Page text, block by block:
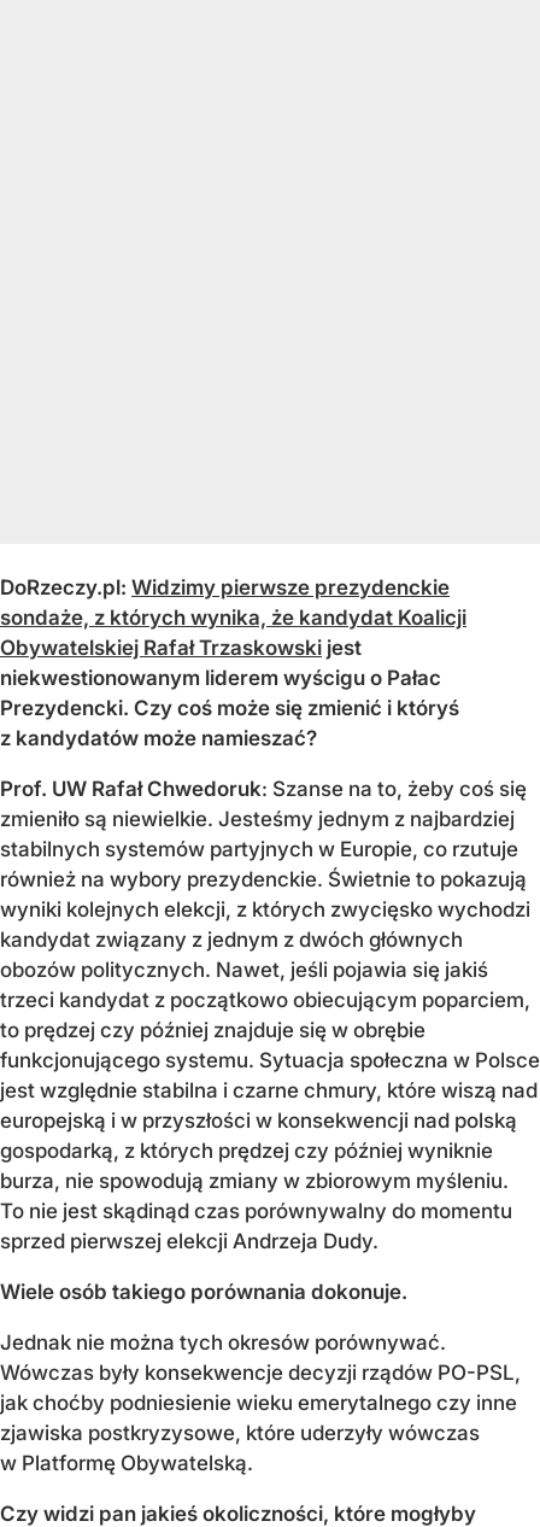
DoRzeczy.pl: Widzimy pierwsze prezydenckie
sondaże, z których wynika, że kandydat Koalicji
Obywatelskiej Rafał Trzaskowski jest
niekwestionowanym liderem wyścigu o Pałac
Prezydencki. Czy coś może się zmienić i któryś
z kandydatów może namieszać?
Prof. UW Rafał Chwedoruk: Szanse na to, żeby coś się
zmieniło są niewielkie. Jesteśmy jednym z najbardziej
stabilnych systemów partyjnych w Europie, co rzutuje
również na wybory prezydenckie. Świetnie to pokazują
wyniki kolejnych elekcji, z których zwycięsko wychodzi
kandydat związany z jednym z dwóch głównych
obozów politycznych. Nawet, jeśli pojawia się jakiś
trzeci kandydat z początkowo obiecującym poparciem,
to prędzej czy później znajduje się w obrębie
funkcjonującego systemu. Sytuacja społeczna w Polsce
jest względnie stabilna i czarne chmury, które wiszą nad
europejską i w przyszłości w konsekwencji nad polską
gospodarką, z których prędzej czy później wyniknie
burza, nie spowodują zmiany w zbiorowym myśleniu.
To nie jest skądinąd czas porównywalny do momentu
sprzed pierwszej elekcji Andrzeja Dudy.
Wiele osób takiego porównania dokonuje.
Jednak nie można tych okresów porównywać.
Wówczas były konsekwencje decyzji rządów PO-PSL,
jak choćby podniesienie wieku emerytalnego czy inne
zjawiska postkryzysowe, które uderzyły wówczas
w Platformę Obywatelską.
Czy widzi pan jakieś okoliczności, które mogłyby